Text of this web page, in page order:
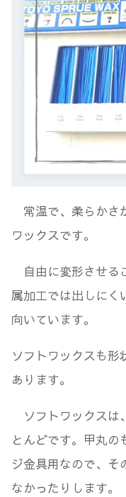
常温で、柔らかさ
ワックスです。
自由に変形させる
属加工では出しにく
向いています。
ソフトワックスも形
あります。
ソフトワックスは
とんどです。甲丸の
ジ金具用なので、そ
なかったりします。